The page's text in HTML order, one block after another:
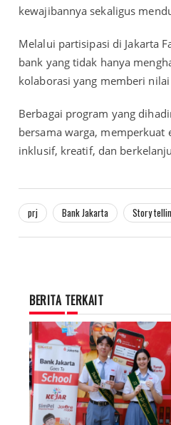
kewajibannya sekaligus
Melalui partisipasi di Jakarta
bank yang tidak hanya
kolaborasi yang memberi
Berbagai program yang
bersama warga, memperkuat
inklusif, kreatif, dan
prj Bank Jakarta Story
BERITA TERKAIT